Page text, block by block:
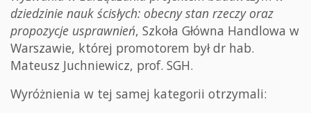
dziedzinie nauk ścisłych: obecny stan rzeczy oraz
propozycje usprawnień, Szkoła Główna Handlowa w
Warszawie, której promotorem był dr hab.
Mateusz Juchniewicz, prof. SGH.
Wyróżnienia w tej samej kategorii otrzymali: